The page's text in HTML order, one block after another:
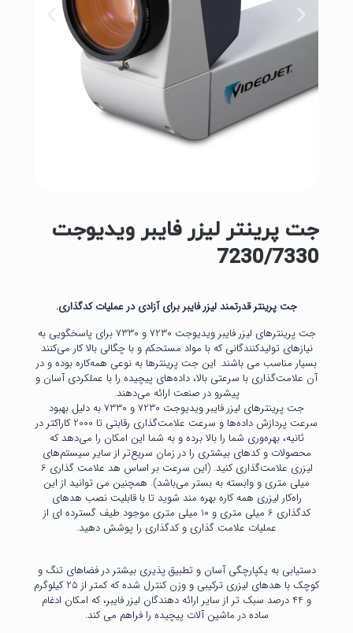
جت پرینتر لیزر فایبر ویدیوجت
7230/7330
جت پرینتر قدرتمند لیزر فایبر برای آزادی در عملیات کدگذاری.
جت پرینترهای لیزر فایبر ویدیوجت 7230 و 7330 برای پاسخگویی به
نیازهای تولیدکنندگانی که با مواد مستحکم و با چگالی بالا کار می‌کنند
بسیار مناسب می باشند. این جت پرینترها به نوعی همه‌کاره بوده و در
آن علامت‌گذاری با سرعتی بالا، داده‌های پیچیده را با عملکردی آسان و
پیشرو در صنعت ارائه می‌دهند.
جت پرینترهای لیزر فایبر ویدیوجت 7230 و 7330 به دلیل بهبود
سرعت پردازش داده‌ها و سرعت علامت‌گذاری رقابتی تا 2000 کاراکتر در
ثانیه، بهره‌وری شما را بالا برده و به شما این امکان را می‌دهد که
محصولات و کدهای بیشتری را در زمان سریع‌تر از سایر سیستم‌های
لیزری علامت‌گذاری کنید. (این سرعت بر اساس هد علامت گذاری 6
میلی متری و وابسته به بستر می‌باشد). همچنین می توانید از این
راه‌کار لیزری همه کاره بهره مند شوید تا با قابلیت نصب هدهای
کدگذاری 6 میلی متری و 10 میلی متری موجود طیف گسترده ای از
عملیات علامت گذاری و کدگذاری را پوشش دهید.
دستیابی به یکپارچگی آسان و تطبیق پذیری بیشتر در فضاهای تنگ و
کوچک با هدهای لیزری ترکیبی و وزن کنترل شده که کمتر از 25 کیلوگرم
و 44 درصد سبک تر از سایر ارائه دهندگان لیزر فایبر، که امکان ادغام
ساده در ماشین آلات پیچیده را فراهم می کند.